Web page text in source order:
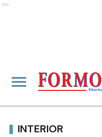
Ads
INTERIOR